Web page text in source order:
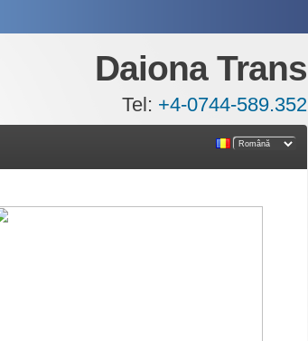
Daiona Trans
Tel: +4-0744-589.352